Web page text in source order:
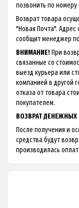
позвонить по номеру
Возврат товара
"Новая Почта". Адрес
сообщит менеджер
ВНИМАНИЕ!При
связанные со
выезд курьера или
компанией в другой
отказа от товара
покупателем.
ВОЗВРАТ ДЕНЕЖНЫХ
После получения и
средства будут
производилась